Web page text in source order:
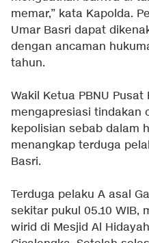
memar,” kata Kapolda.
Umar Basri dapat
dengan ancaman
tahun.
Wakil Ketua PBNU Pusat
mengapresiasi tindakan
kepolisian sebab dalam
menangkap terduga
Basri.
Terduga pelaku A asal
sekitar pukul 05.10 WIB,
wirid di Mesjid Al